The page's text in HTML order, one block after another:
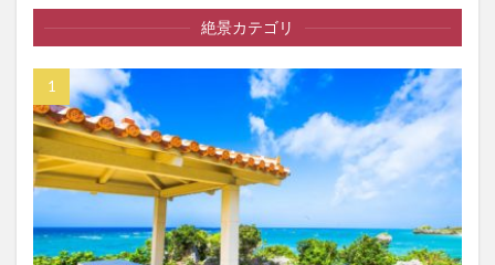
絶景カテゴリ